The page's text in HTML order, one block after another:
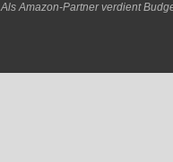
Als Amazon-Partner verdient